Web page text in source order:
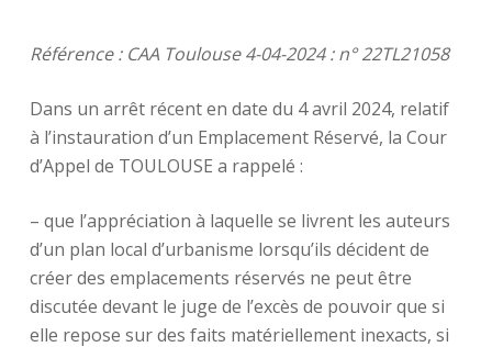
Référence : CAA Toulouse 4-04-2024 : n° 22TL21058
Dans un arrêt récent en date du 4 avril 2024, relatif
à l’instauration d’un Emplacement Réservé, la Cour
d’Appel de TOULOUSE a rappelé :
– que l’appréciation à laquelle se livrent les auteurs
d’un plan local d’urbanisme lorsqu’ils décident de
créer des emplacements réservés ne peut être
discutée devant le juge de l’excès de pouvoir que si
elle repose sur des faits matériellement inexacts, si